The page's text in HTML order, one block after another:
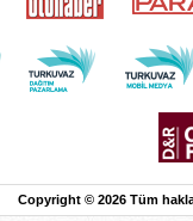
Copyright © 2026 Tüm